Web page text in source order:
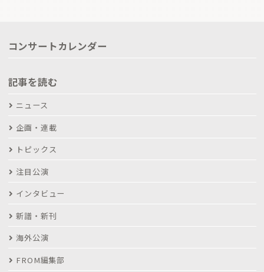
コンサートカレンダー
記事を読む
ニュース
企画・連載
トピックス
注目公演
インタビュー
新譜・新刊
海外公演
FROM編集部